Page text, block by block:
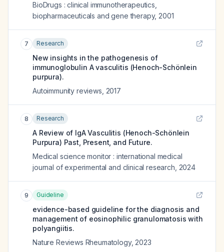
BioDrugs : clinical immunotherapeutics,
biopharmaceuticals and gene therapy, 2001
7 Research
New insights in the pathogenesis of
immunoglobulin A vasculitis (Henoch-Schönlein
purpura).
Autoimmunity reviews 2017
8 Research
A Review of IgA Vasculitis (Henoch-Schönlein
Purpura) Past, Present, and Future.
Medical science monitor : international medical
journal of experimental and clinical research 2024
9 Guideline
evidence-based guideline for the diagnosis and
management of eosinophilic granulomatosis with
polyangiitis.
Nature Reviews Rheumatology, 2023